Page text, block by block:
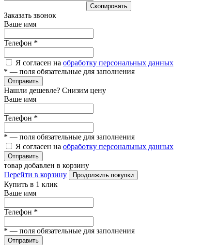
Cкопировать
Заказать звонок
Ваше имя
Телефон *
Я согласен на обработку персональных данных
* — поля обязательные для заполнения
Отправить
Нашли дешевле? Снизим цену
Ваше имя
Телефон *
* — поля обязательные для заполнения
Я согласен на обработку персональных данных
Отправить
товар добавлен в корзину
Перейти в корзину
Продолжить покупки
Купить в 1 клик
Ваше имя
Телефон *
* — поля обязательные для заполнения
Отправить